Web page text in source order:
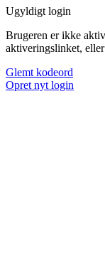
Ugyldigt login
Brugeren er ikke
aktiveringslinket,
Glemt kodeord
Opret nyt login